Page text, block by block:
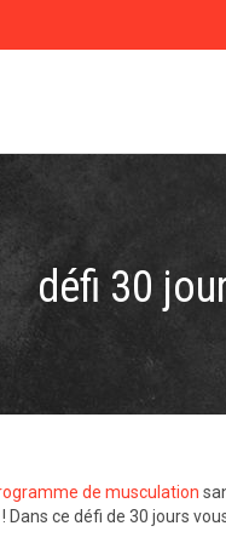
défi 30
de musculation
! Dans ce défi de 30 jours